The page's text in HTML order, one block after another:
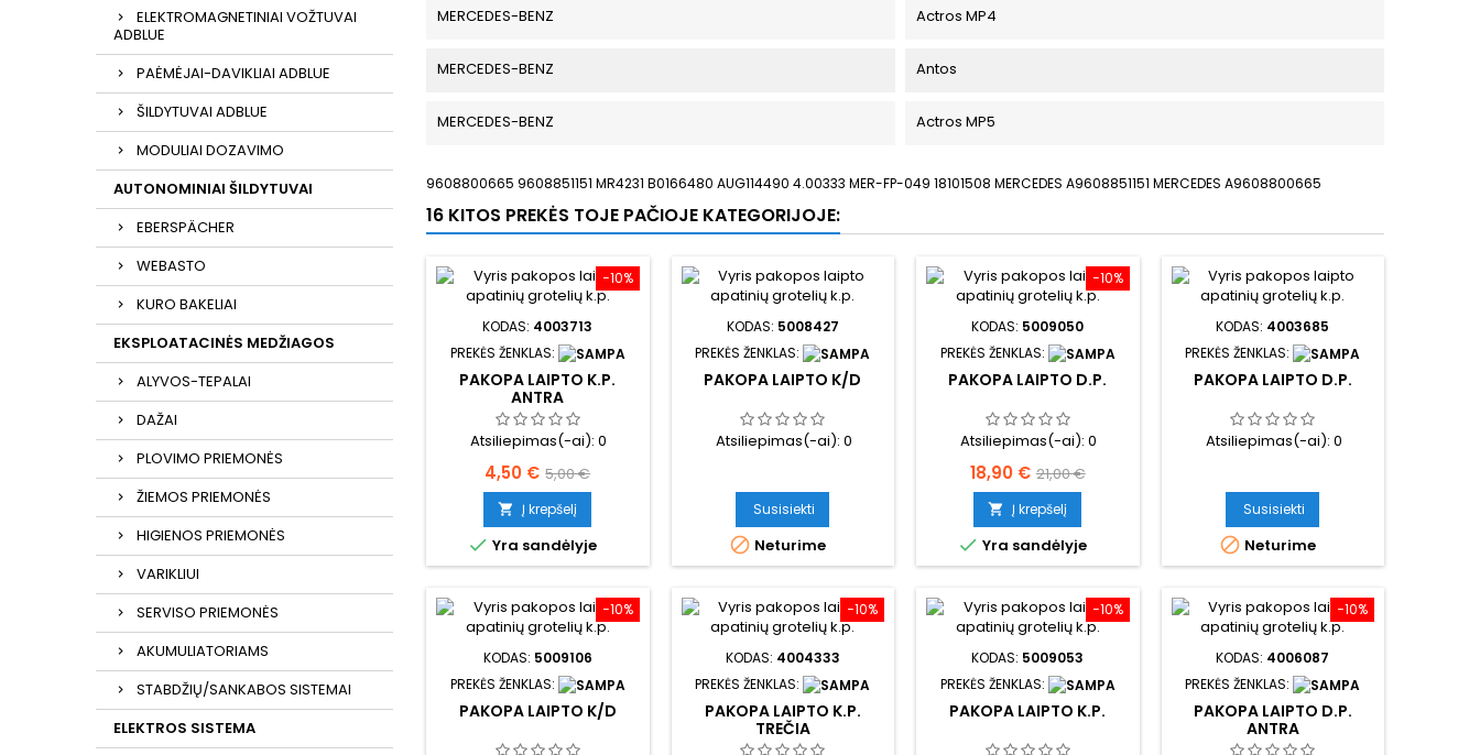
ELEKTROMAGNETINIAI VOŽTUVAI
ADBLUE
PAĖMĖJAI-DAVIKLIAI ADBLUE
ŠILDYTUVAI ADBLUE
MODULIAI DOZAVIMO
AUTONOMINIAI ŠILDYTUVAI
EBERSPÄCHER
WEBASTO
KURO BAKELIAI
EKSPLOATACINĖS MEDŽIAGOS
ALYVOS-TEPALAI
DAŽAI
PLOVIMO PRIEMONĖS
ŽIEMOS PRIEMONĖS
HIGIENOS PRIEMONĖS
VARIKLIUI
SERVISO PRIEMONĖS
AKUMULIATORIAMS
STABDŽIŲ/SANKABOS SISTEMAI
ELEKTROS SISTEMA
MERCEDES-BENZ Actros MP4
MERCEDES-BENZ Antos
MERCEDES-BENZ Actros MP5
9608800665 9608851151 MR4231 B0166480 AUG114490 4.00333 MER-FP-049 18101508 MERCEDES A9608851151 MERCEDES A9608800665
16 KITOS PREKĖS TOJE PAČIOJE KATEGORIJOJE:
−10%
KODAS: 4003713
PREKĖS ŽENKLAS:
PAKOPA LAIPTO K.P.
ANTRA
Atsiliepimas(-ai):0
Kaina
4,50 € Bazinė
kaina
5,00 €
 Į krepšelį
 Yra sandėlyje
KODAS: 5008427
PREKĖS ŽENKLAS:
PAKOPA LAIPTO K/D
Atsiliepimas(-ai): 0
Susisiekti
 Neturime
−10%
KODAS: 5009050
PREKĖS ŽENKLAS:
PAKOPA LAIPTO D.P.
Atsiliepimas(-ai):0
Kaina
18,90 € Bazinė
kaina
21,00 €
 Į krepšelį
 Yra sandėlyje
KODAS: 4003685
PREKĖS ŽENKLAS:
PAKOPA LAIPTO D.P.
Atsiliepimas(-ai): 0
Susisiekti
 Neturime
−10%
KODAS: 5009106
PREKĖS ŽENKLAS:
PAKOPA LAIPTO K/D
−10%
KODAS: 4004333
PREKĖS ŽENKLAS:
PAKOPA LAIPTO K.P.
TREČIA
−10%
KODAS: 5009053
PREKĖS ŽENKLAS:
PAKOPA LAIPTO K.P.
−10%
KODAS: 4006087
PREKĖS ŽENKLAS:
PAKOPA LAIPTO D.P.
ANTRA